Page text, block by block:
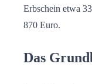
Erbschein etwa
870 Euro.
Das